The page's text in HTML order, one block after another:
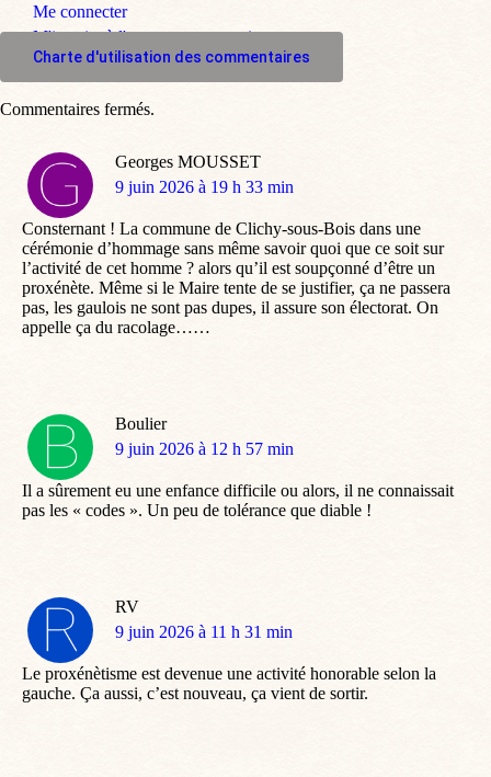
Me connecter
M'inscrire à l'espace commentaire
Charte d'utilisation des commentaires
Georges MOUSSET
dit
9 juin 2026 à 19 h 33 min
Consternant ! La commune de Clichy-sous-Bois dans une
cérémonie d’hommage sans même savoir quoi que ce soit sur
l’activité de cet homme ? alors qu’il est soupçonné d’être un
proxénète. Même si le Maire tente de se justifier, ça ne passera
pas, les gaulois ne sont pas dupes, il assure son électorat. On
appelle ça du racolage……
Boulier
dit
9 juin 2026 à 12 h 57 min
Il a sûrement eu une enfance difficile ou alors, il ne connaissait
pas les « codes ». Un peu de tolérance que diable !
RV
dit
9 juin 2026 à 11 h 31 min
Le proxénètisme est devenue une activité honorable selon la
gauche. Ça aussi, c’est nouveau, ça vient de sortir.
Commentaires fermés.